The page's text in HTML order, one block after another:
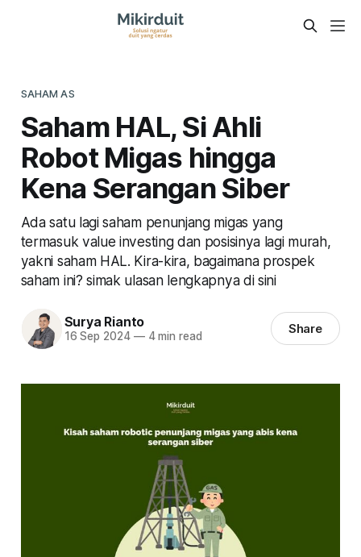
SAHAM AS
Saham HAL, Si Ahli
Robot Migas hingga
Kena Serangan Siber
Ada satu lagi saham penunjang migas yang
termasuk value investing dan posisinya lagi murah,
yakni saham HAL. Kira-kira, bagaimana prospek
saham ini? simak ulasan lengkapnya di sini
Surya Rianto
16 Sep 2024 —4 min read Share